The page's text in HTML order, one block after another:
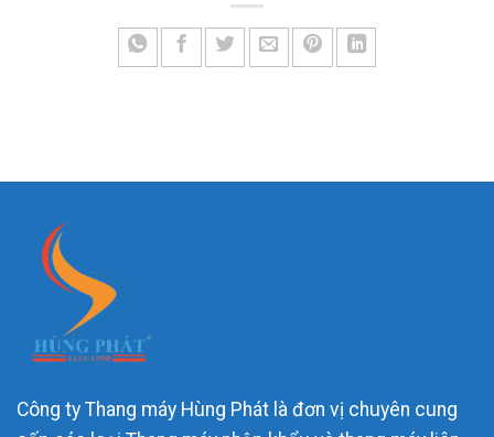
Công ty Thang máy Hùng Phát là đơn vị chuyên cung